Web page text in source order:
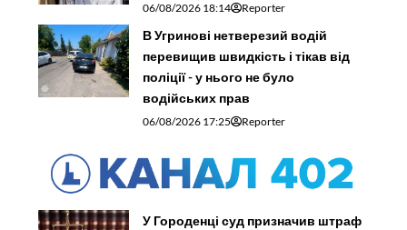
06/08/2026 18:14 Reporter
В Угринові нетверезий водій
перевищив швидкість і тікав від
поліції - у нього не було
водійських прав
06/08/2026 17:25 Reporter
У Городенці суд призначив штраф